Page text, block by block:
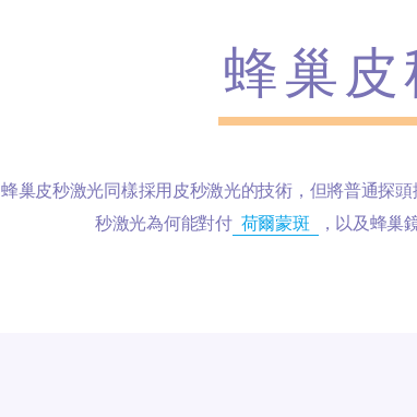
蜂巢皮
蜂巢皮秒激光同樣採用皮秒激光的技術，但將普通探
秒激光為何能對付 荷爾蒙斑 ，以及蜂巢